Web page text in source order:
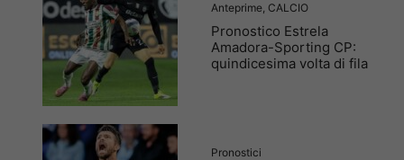
Anteprime, CALCIO
Pronostico Estrela
Amadora-Sporting CP:
quindicesima volta di fila
Pronostici